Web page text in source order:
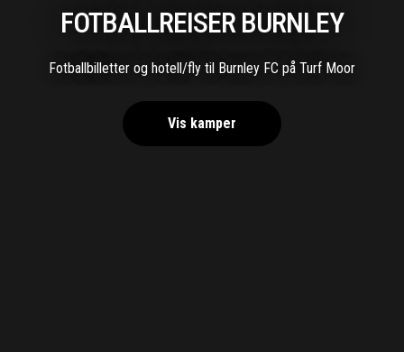
FOTBALLREISER BURNLEY
Fotballbilletter og hotell/fly til Burnley FC på Turf Moor
Vis kamper